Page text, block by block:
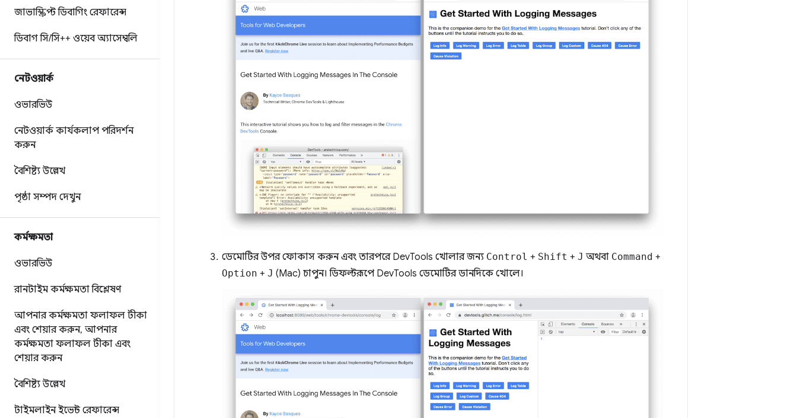
জাভাস্ক্রিপ্ট ডিবাগিং রেফারেন্স
ডিবাগ সি/সি++ ওয়েব অ্যাসেম্বলি
নেটওয়ার্ক
ওভারভিউ
নেটওয়ার্ক কার্যকলাপ পরিদর্শন
করুন
বৈশিষ্ট্য উল্লেখ
পৃষ্ঠা সম্পদ দেখুন
কর্মক্ষমতা
ওভারভিউ
রানটাইম কর্মক্ষমতা বিশ্লেষণ
আপনার কর্মক্ষমতা ফলাফল টীকা
এবং শেয়ার করুন, আপনার
কর্মক্ষমতা ফলাফল টীকা এবং
শেয়ার করুন
বৈশিষ্ট্য উল্লেখ
টাইমলাইন ইভেন্ট রেফারেন্স
ডেমোটির উপর ফোকাস করুন এবং তারপরে DevTools খোলার জন্য Control + Shift + J অথবা Command +
Option + J (Mac) চাপুন। ডিফল্টরূপে DevTools ডেমোটির ডানদিকে খোলে।